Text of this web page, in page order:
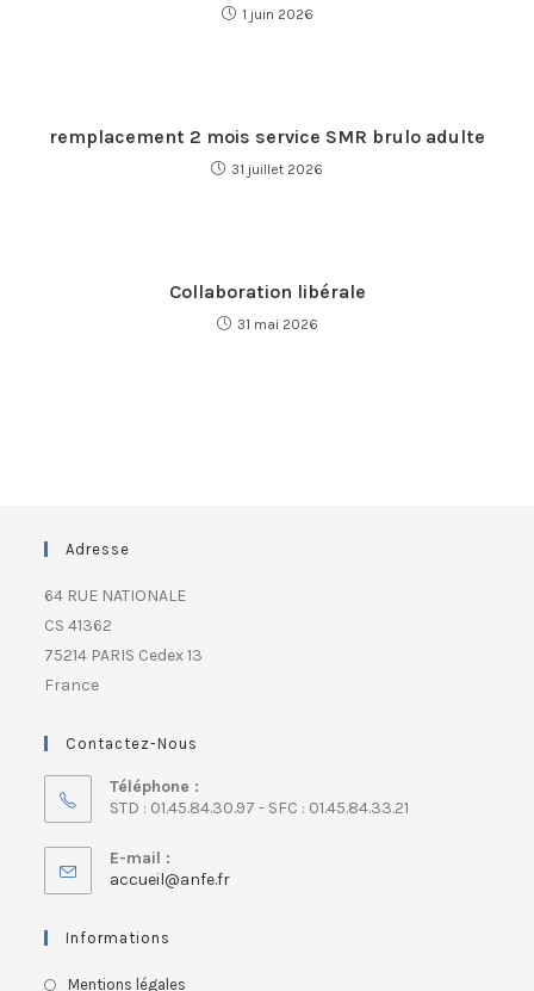
1 juin 2026
remplacement 2 mois service SMR brulo adulte
31 juillet 2026
Collaboration libérale
31 mai 2026
Adresse
64 RUE NATIONALE
CS 41362
75214 PARIS Cedex 13
France
Contactez-Nous
Téléphone :
STD : 01.45.84.30.97 - SFC : 01.45.84.33.21
E-mail :
accueil@anfe.fr
Informations
Mentions légales